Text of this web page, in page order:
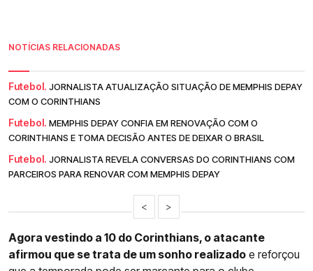
NOTÍCIAS RELACIONADAS
Futebol. JORNALISTA ATUALIZAÇÃO SITUAÇÃO DE MEMPHIS DEPAY
COM O CORINTHIANS
Futebol. MEMPHIS DEPAY CONFIA EM RENOVAÇÃO COM O
CORINTHIANS E TOMA DECISÃO ANTES DE DEIXAR O BRASIL
Futebol. JORNALISTA REVELA CONVERSAS DO CORINTHIANS COM
PARCEIROS PARA RENOVAR COM MEMPHIS DEPAY
< >
Agora vestindo a 10 do Corinthians, o atacante
afirmou que se trata de um sonho realizado e reforçou